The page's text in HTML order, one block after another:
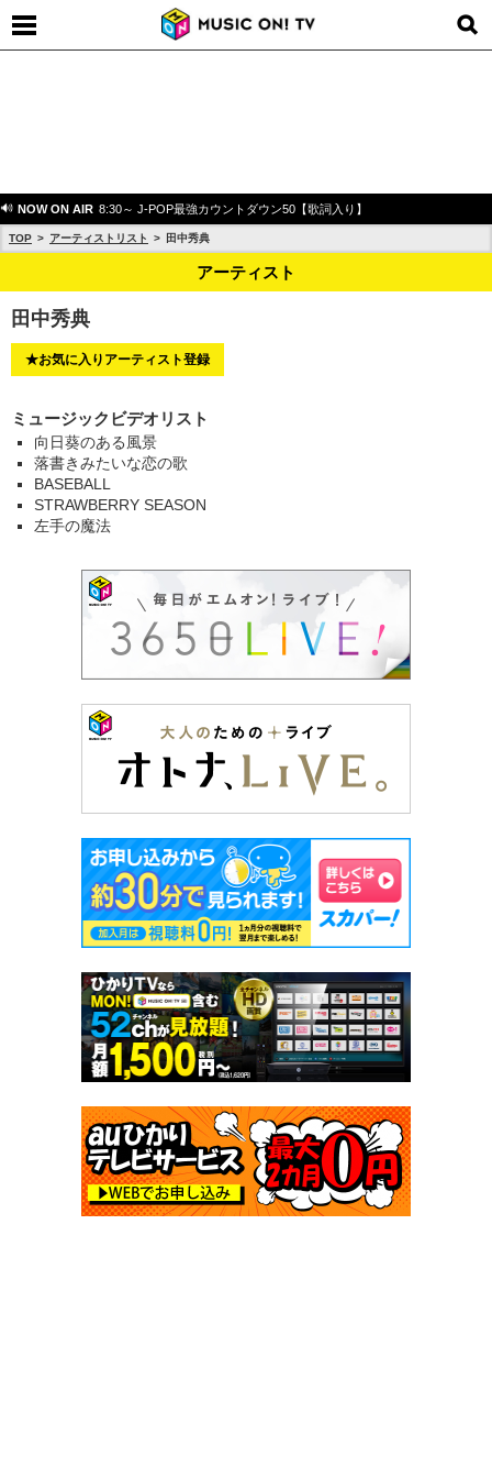
NOW ON AIR 8:30～ J-POP最強カウントダウン50【歌詞入り】
TOP アーティストリスト 田中秀典
アーティスト
田中秀典
★お気に入りアーティスト登録
ミュージックビデオリスト
向日葵のある風景
落書きみたいな恋の歌
BASEBALL
STRAWBERRY SEASON
左手の魔法